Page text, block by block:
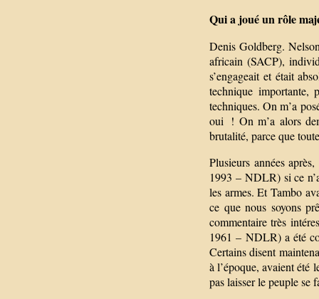
Qui a joué un rôle
Denis Goldberg.
africain (SACP),
s’engageait et était
technique
techniques. On m’a
oui ! On m’a alors
brutalité, parce que
Plusieurs années
1993 – NDLR) si ce
les armes. Et Tambo
ce que nous soyons
commentaire très
1961 – NDLR) a été
Certains disent
à l’époque, avaient
pas laisser le peuple se